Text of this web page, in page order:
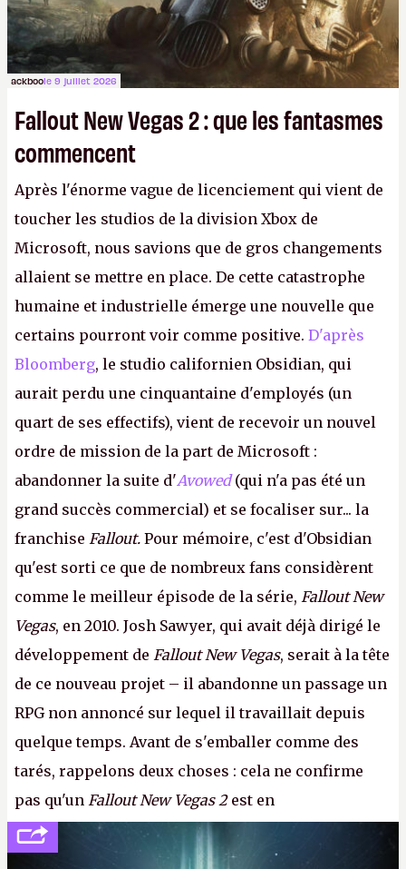
ackboole 9 juillet 2026
Fallout New Vegas 2 : que les fantasmes
commencent
Après l'énorme vague de licenciement qui vient de
toucher les studios de la division Xbox de
Microsoft, nous savions que de gros changements
allaient se mettre en place. De cette catastrophe
humaine et industrielle émerge une nouvelle que
certains pourront voir comme positive. D'après
Bloomberg, le studio californien Obsidian, qui
aurait perdu une cinquantaine d'employés (un
quart de ses effectifs), vient de recevoir un nouvel
ordre de mission de la part de Microsoft :
abandonner la suite d'Avowed(qui n'a pas été un
grand succès commercial) et se focaliser sur... la
franchise Fallout. Pour mémoire, c'est d'Obsidian
qu'est sorti ce que de nombreux fans considèrent
comme le meilleur épisode de la série, Fallout New
Vegas, en 2010. Josh Sawyer, qui avait déjà dirigé le
développement de Fallout New Vegas, serait à la tête
de ce nouveau projet – il abandonne un passage un
RPG non annoncé sur lequel il travaillait depuis
quelque temps. Avant de s'emballer comme des
tarés, rappelons deux choses : cela ne confirme
pas qu'un Fallout New Vegas 2est en
développement (pour ce que l'on sait, ils bossent
peut-être sur
Fallout Football ou
Fallout vs. Les